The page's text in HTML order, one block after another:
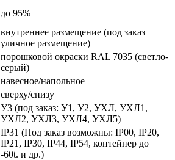
до 95%
внутреннее размещение (под заказ
уличное размещение)
порошковой окраски RAL 7035 (светло-
серый)
навесное/напольное
сверху/снизу
У3 (под заказ: У1, У2, УХЛ, УХЛ1,
УХЛ2, УХЛ3, УХЛ4, УХЛ5)
IP31 (Под заказ возможны: IP00, IP20,
IP21, IP30, IP44, IP54, контейнер до
-60t. и др.)